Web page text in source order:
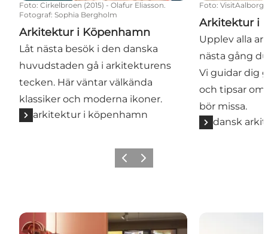
Foto: Cirkelbroen (2015) - Olafur Eliasson.
Fotograf: Sophia Bergholm
Arkitektur i Köpenhamn
Låt nästa besök i den danska
huvudstaden gå i arkitekturens
tecken. Här väntar välkända
klassiker och moderna ikoner.
arkitektur i köpenhamn
Foto: VisitAalborg
Arkitektur i
Upplev alla
nästa gång
Vi guidar dig
och tipsar
bör missa.
dansk
Föregående
Nästa
Designmuseum: dansk design från A till Ö